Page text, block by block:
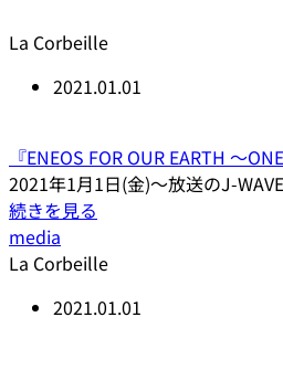
La Corbeille
2021.01.01
『ENEOS FOR OUR EARTH 〜
2021年1月1日(金)～放送のJ-
続きを見る
media
La Corbeille
2021.01.01